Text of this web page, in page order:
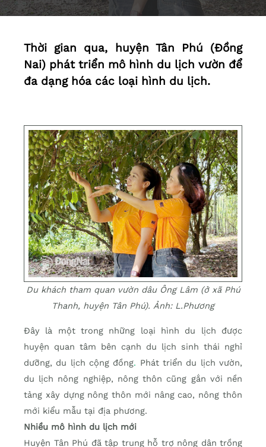
Thời gian qua, huyện Tân Phú (Đồng
Nai) phát triển mô hình du lịch vườn để
đa dạng hóa các loại hình du lịch.
Du khách tham quan vườn dâu Ông Lâm (ở xã Phú
Thanh, huyện Tân Phú). Ảnh: L.Phương
Đây là một trong những loại hình du lịch được
huyện quan tâm bên cạnh du lịch sinh thái nghỉ
dưỡng, du lịch cộng đồng. Phát triển du lịch vườn,
du lịch nông nghiệp, nông thôn cũng gắn với nền
tảng xây dựng nông thôn mới nâng cao, nông thôn
mới kiểu mẫu tại địa phương.
Nhiều mô hình du lịch mới
Huyện Tân Phú đã tập trung hỗ trợ nông dân trồng